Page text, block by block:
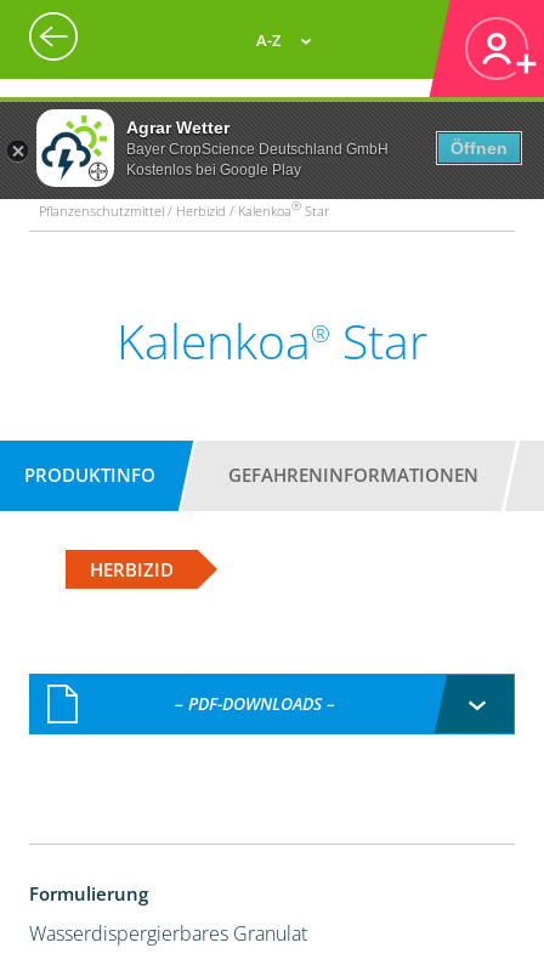
Agrar Wetter
Bayer CropScience Deutschland GmbH
Kostenlos bei Google Play
Öffnen
A-Z
Pflanzenschutzmittel / Herbizid / Kalenkoa® Star
Kalenkoa® Star
PRODUKTINFO GEFAHRENINFORMATIONEN
HERBIZID
– PDF-DOWNLOADS –
Formulierung
Wasserdispergierbares Granulat